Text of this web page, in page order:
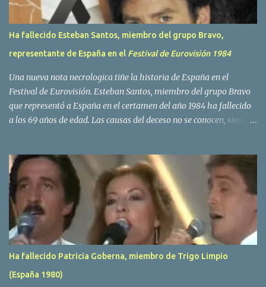
Ha fallecido Esteban Santos, miembro del grupo Bravo,
representante de España en el Festival de Eurovisión 1984
Una nueva nota necrologica tiñe la historia de España en el
Festival de Eurovisión. Esteban Santos, miembro del grupo Bravo
que representó a España en el certamen del año 1984 ha fallecido
a los 69 años de edad. Las causas del deceso no se conocen, siendo
traves de las redes sociales. Nacido en Tolosa en 1951, durante su
epoca universitaria en la carrera de empresariales conoció al
estudiante de medicina Luis Villar, comenzando a actuar
juntos,Santos a la guitarra y Villar al piano, sin atreverse a dar el
salto al mercado profesional. Sin embargo esto cambió gracias a la
propia Amaia Saizar, que tras su abandono de Trigo Limpio,
recibió por parte de la discografica Hispavox el encargo de crear
un nuevo grupo, reclutando al duo de amigos y a la ex modelo
Yolanda Hoyos. Con los cuatro surgió en el año 1982 el grupo
Ha fallecido Patricia Goberna, miembro de Trigo Limpio
(España 1980)